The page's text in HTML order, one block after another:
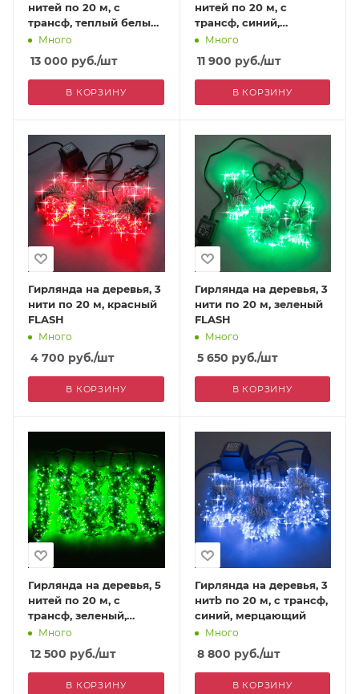
нитей по 20 м, с
трансф, теплый белый,
мерцающий
Много
13 000 руб./шт
В КОРЗИНУ
нитей по 20 м, с
трансф, синий,
мерцающий
Много
11 900 руб./шт
В КОРЗИНУ
Гирлянда на деревья, 3
нити по 20 м, красный
FLASH
Много
4 700 руб./шт
В КОРЗИНУ
Гирлянда на деревья, 3
нити по 20 м, зеленый
FLASH
Много
5 650 руб./шт
В КОРЗИНУ
Гирлянда на деревья, 5
нитей по 20 м, с
трансф, зеленый,
мерцающий
Много
12 500 руб./шт
В КОРЗИНУ
Гирлянда на деревья, 3
нитb по 20 м, с трансф,
синий, мерцающий
Много
8 800 руб./шт
В КОРЗИНУ